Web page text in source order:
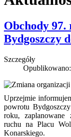
Obchody
Bydgoszczy
Szczegóły
Uprzejmie
powrotu
roku, zaplanowane
ruchu na Placu
Konarskiego.